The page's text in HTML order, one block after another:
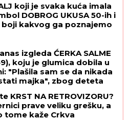
koji je svaka kuća imala
DOBROG UKUSA 50-ih i
boji kakvog ga poznajemo
izgleda ĆERKA SALME
koju je glumica dobila u
"Plašila sam se da nikada
majka", zbog deteta
njena najveća kritičarka
KRST NA RETROVIZORU?
prave veliku grešku, a
tome kaže Crkva